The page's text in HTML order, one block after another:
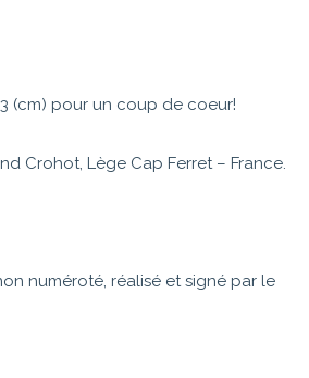
(cm) pour un coup de coeur!
Crohot, Lège Cap Ferret – France.
numéroté, réalisé et signé par le